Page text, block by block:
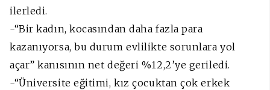
ilerledi.
-“Bir kadın, kocasından daha fazla para
kazanıyorsa, bu durum evlilikte sorunlara yol
açar” kanısının net değeri %12,2’ye geriledi.
-“Üniversite eğitimi, kız çocuktan çok erkek